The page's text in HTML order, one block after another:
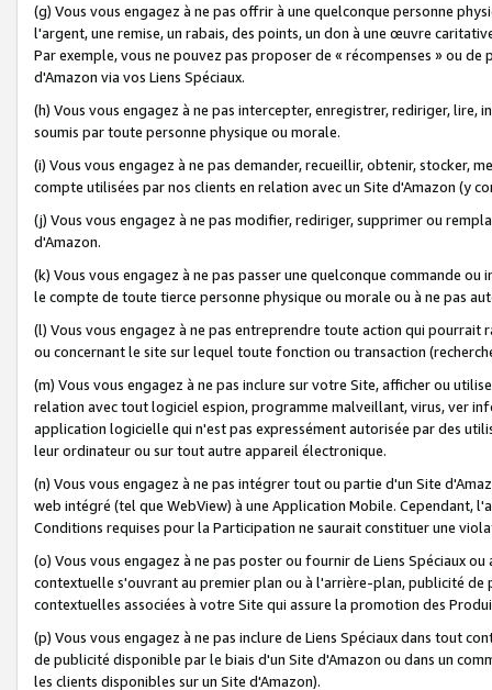
(g) Vous vous engagez à ne pas offrir à une quelconque personne
l'argent, une remise, un rabais, des points, un don à une œuvre
Par exemple, vous ne pouvez pas proposer de « récompenses » ou
d'Amazon via vos Liens Spéciaux.
(h) Vous vous engagez à ne pas intercepter, enregistrer, rediriger,
soumis par toute personne physique ou morale.
(i) Vous vous engagez à ne pas demander, recueillir, obtenir, stocker,
compte utilisées par nos clients en relation avec un Site d'Amazon (y
(j) Vous vous engagez à ne pas modifier, rediriger, supprimer ou
d'Amazon.
(k) Vous vous engagez à ne pas passer une quelconque commande
le compte de toute tierce personne physique ou morale ou à ne pas
(l) Vous vous engagez à ne pas entreprendre toute action qui
ou concernant le site sur lequel toute fonction ou transaction
(m) Vous vous engagez à ne pas inclure sur votre Site, afficher ou
relation avec tout logiciel espion, programme malveillant, virus, ver
application logicielle qui n'est pas expressément autorisée par des
leur ordinateur ou sur tout autre appareil électronique.
(n) Vous vous engagez à ne pas intégrer tout ou partie d'un Site
web intégré (tel que WebView) à une Application Mobile. Cependant,
Conditions requises pour la Participation ne saurait constituer une
(o) Vous vous engagez à ne pas poster ou fournir de Liens Spéciaux
contextuelle s'ouvrant au premier plan ou à l'arrière-plan, publicité
contextuelles associées à votre Site qui assure la promotion des
(p) Vous vous engagez à ne pas inclure de Liens Spéciaux dans tout
de publicité disponible par le biais d'un Site d'Amazon ou dans un
les clients disponibles sur un Site d'Amazon).